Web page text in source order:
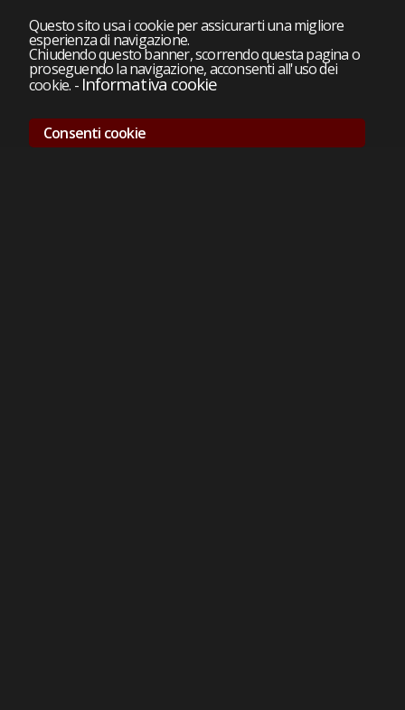
Questo sito usa i cookie per assicurarti una migliore
esperienza di navigazione.
Chiudendo questo banner, scorrendo questa pagina o
proseguendo la navigazione, acconsenti all'uso dei
cookie. - Informativa cookie
Consenti cookie